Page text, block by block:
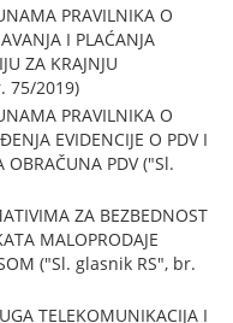
PRAVILNIKA O
I PLAĆANJA
ZA KRAJNJU
75/2019)
PRAVILNIKA O
EVIDENCIJE O PDV I
OBRAČUNA PDV ("Sl.
ZA BEZBEDNOST
MALOPRODAJE
("Sl. glasnik RS", br.
TELEKOMUNIKACIJA I